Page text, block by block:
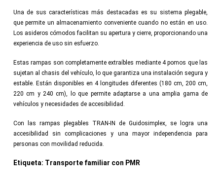
Una de sus características más destacadas es su sistema plegable,
que permite un almacenamiento conveniente cuando no están en uso.
Los asideros cómodos facilitan su apertura y cierre, proporcionando una
experiencia de uso sin esfuerzo.
Estas rampas son completamente extraíbles mediante 4 pomos que las
sujetan al chasis del vehículo, lo que garantiza una instalación segura y
estable. Están disponibles en 4 longitudes diferentes (180 cm, 200 cm,
220 cm y 240 cm), lo que permite adaptarse a una amplia gama de
vehículos y necesidades de accesibilidad.
Con las rampas plegables TRAN-IN de Guidosimplex, se logra una
accesibilidad sin complicaciones y una mayor independencia para
personas con movilidad reducida.
Etiqueta: Transporte familiar con PMR